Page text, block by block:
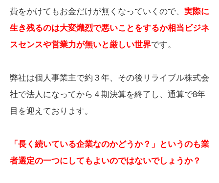
費をかけてもお金だけが無くなっていくので、 実際に
生き残るのは大変熾烈で悪いことをするか相当ビジネ
スセンスや営業力が無いと厳しい世界です。
弊社は個人事業主で約３年、その後リライブル株式会
社で法人になってから４期決算を終了し、通算で8年
目を迎えております。
「長く続いている企業なのかどうか？」というのも業
者選定の一つにしてもよいのではないでしょうか？